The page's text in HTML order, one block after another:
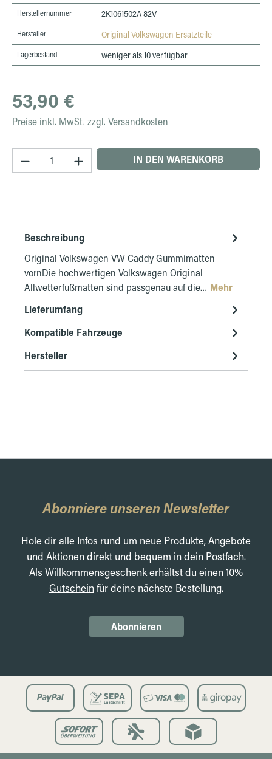
Herstellernummer 2K1061502A 82V
Hersteller Original Volkswagen Ersatzteile
Lagerbestand weniger als 10 verfügbar
Regulärer Preis:
53,90 €
Preise inkl. MwSt. zzgl. Versandkosten
Produkt Anzahl: Gib den gewünschten Wert
IN DEN WARENKORB
Beschreibung
Original Volkswagen VW Caddy Gummimatten
vornDie hochwertigen Volkswagen Original
Allwetterfußmatten sind passgenau auf die… Mehr
Lieferumfang
Kompatible Fahrzeuge
Hersteller
Abonniere unseren Newsletter
Hole dir alle Infos rund um neue Produkte, Angebote
und Aktionen direkt und bequem in dein Postfach.
Als Willkommensgeschenk erhältst du einen10%
Gutscheinfür deine nächste Bestellung.
Abonnieren